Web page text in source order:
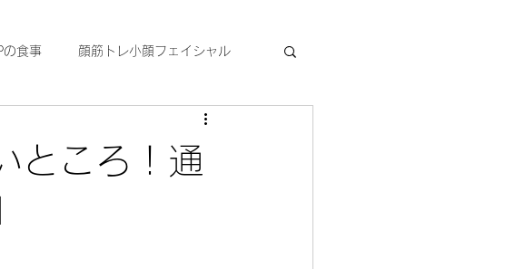
の食事 顔筋トレ小顔フェイシャル
ル
ところ！通